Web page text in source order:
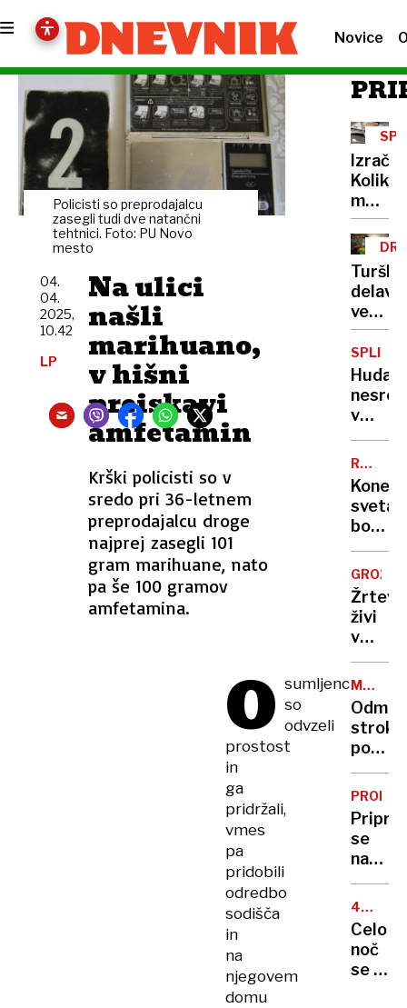
Novice
Policisti so preprodajalcu
zasegli tudi dve natančni
tehtnici. Foto: PU Novo
mesto
Na ulici
našli
marihuano,
v hišni
preiskavi
amfetamin
Krški policisti so v
sredo pri 36-letnem
preprodajalcu droge
najprej zasegli 101
gram marihuane, nato
pa še 100 gramov
amfetamina.
04.
04.
2025,
10.42
LP
O sumljencu
so
odvzeli
prostost
in
ga
pridržali,
vmes
pa
pridobili
odredbo
sodišča
in
na
njegovem
domu
Koliko
za
TIR
Turški
delavci
prejeli
plače,
a
v
SPLIT
Huda
v
mesta:
stisnil
blok
RUMENE
NOVICE
Konec
sveta
bo
leta
2060,
Golob
gradi
vikend
v
Pirc-
Musar
pela
na
Žrtev
živi
v
strahu,
trpi
pa
tudi
trojni
Ivan
Perić
NASILJE
stroke
po
mladih
na
Ptuju:
"Mnogi
starši
nimajo
moči
nad
otroki"
se
na
gnečo,
začela
so
se
dela
na
40
LET
ZAPORA
Celo
noč
se je